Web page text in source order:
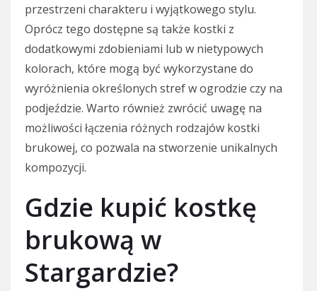
przestrzeni charakteru i wyjątkowego stylu.
Oprócz tego dostępne są także kostki z
dodatkowymi zdobieniami lub w nietypowych
kolorach, które mogą być wykorzystane do
wyróżnienia określonych stref w ogrodzie czy na
podjeździe. Warto również zwrócić uwagę na
możliwości łączenia różnych rodzajów kostki
brukowej, co pozwala na stworzenie unikalnych
kompozycji.
Gdzie kupić kostkę
brukową w
Stargardzie?